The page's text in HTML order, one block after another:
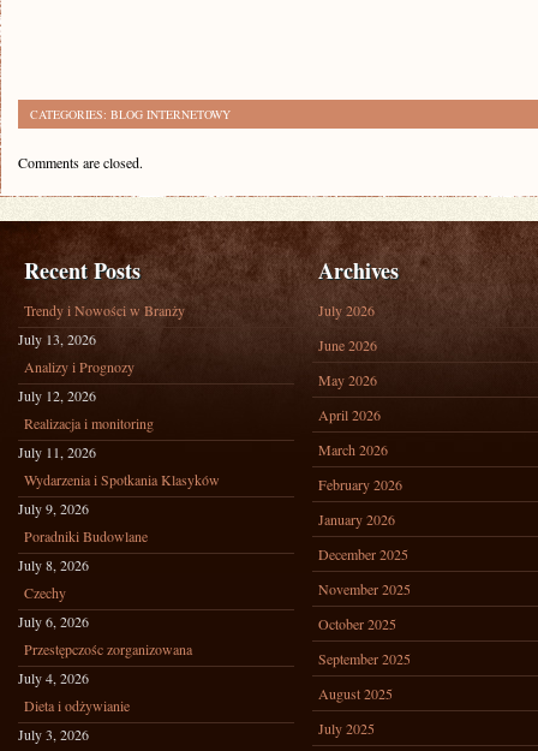
CATEGORIES: BLOG INTERNETOWY
Comments are closed.
Recent Posts
Trendy i Nowości w Branży
July 13, 2026
Analizy i Prognozy
July 12, 2026
Realizacja i monitoring
July 11, 2026
Wydarzenia i Spotkania Klasyków
July 9, 2026
Poradniki Budowlane
July 8, 2026
Czechy
July 6, 2026
Przestępczośc zorganizowana
July 4, 2026
Dieta i odżywianie
July 3, 2026
Archives
July 2026
June 2026
May 2026
April 2026
March 2026
February 2026
January 2026
December 2025
November 2025
October 2025
September 2025
August 2025
July 2025